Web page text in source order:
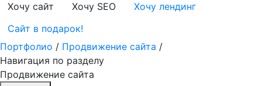
Хочу сайт
Хочу SEO
Хочу лендинг
Сайт в подарок!
Портфолио / Продвижение сайта /
Навигация по разделу
Продвижение сайта